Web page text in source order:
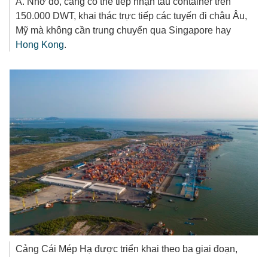
150.000 DWT, khai thác trực tiếp các tuyến đi châu Âu,
Mỹ mà không cần trung chuyển qua Singapore hay
Hong Kong.
Cảng Cái Mép Hạ được triển khai theo ba giai đoạn,